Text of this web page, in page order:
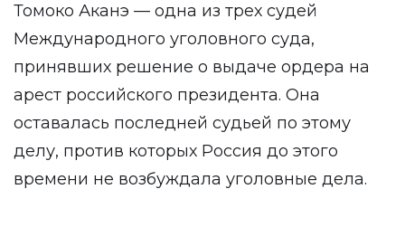
Томоко Аканэ — одна из трех судей
Международного уголовного суда,
принявших решение о выдаче ордера на
арест российского президента. Она
оставалась последней судьей по этому
делу, против которых Россия до этого
времени не возбуждала уголовные дела.